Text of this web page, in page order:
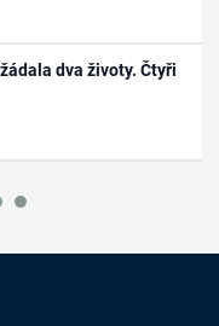
dva životy. Čtyři